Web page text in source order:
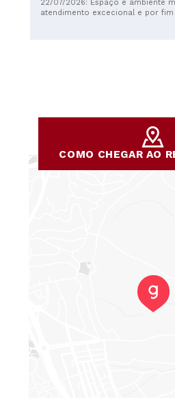
22/07/2026: Espaço e ambiente
atendimento excecional e por
COMO CHEGAR AO